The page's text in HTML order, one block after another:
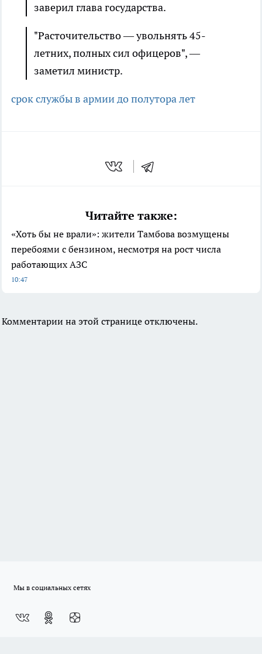
заверил глава государства.
"Расточительство — увольнять 45-
летних, полных сил офицеров", —
заметил министр.
срок службы в армии до полутора лет
Читайте также:
«Хоть бы не врали»: жители Тамбова возмущены
перебоями с бензином, несмотря на рост числа
работающих АЗС
10:47
Комментарии на этой странице отключены.
Мы в социальных сетях